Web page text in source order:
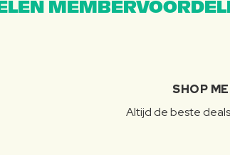
SHOP
Altijd de beste